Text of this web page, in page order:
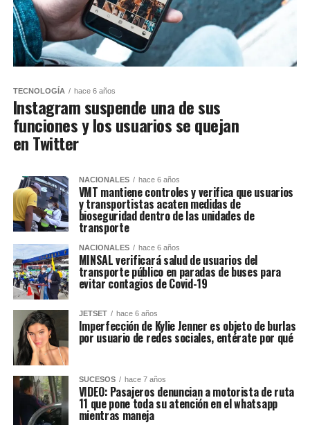
TECNOLOGÍA hace 6 años
Instagram suspende una de sus
funciones y los usuarios se quejan
en Twitter
NACIONALES hace 6 años
VMT mantiene controles y verifica que usuarios
y transportistas acaten medidas de
bioseguridad dentro de las unidades de
transporte
NACIONALES hace 6 años
MINSAL verificará salud de usuarios del
transporte público en paradas de buses para
evitar contagios de Covid-19
JETSET hace 6 años
Imperfección de Kylie Jenner es objeto de burlas
por usuario de redes sociales, entérate por qué
SUCESOS hace 7 años
VIDEO: Pasajeros denuncian a motorista de ruta
11 que pone toda su atención en el whatsapp
mientras maneja